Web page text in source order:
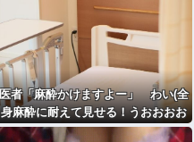
医者「麻酔かけますよー」 わい(全
身麻酔に耐えて見せる！うおおおお
おお！！！！)